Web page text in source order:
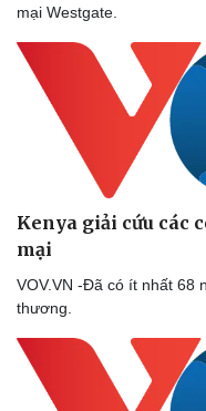
mại Westgate.
Kenya giải cứu các
mại
VOV.VN -Đã có ít nhất 68
thương.